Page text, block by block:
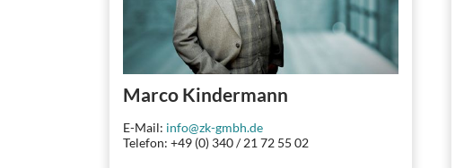
Marco Kindermann
E-Mail: info@zk-gmbh.de
Telefon: +49 (0) 340 / 21 72 55 02